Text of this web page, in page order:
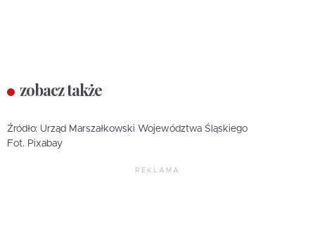
zobacz także
Źródło: Urząd Marszałkowski Województwa Śląskiego
Fot. Pixabay
REKLAMA